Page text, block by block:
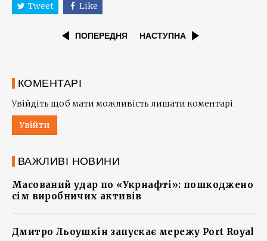
Tweet Like
ПОПЕРЕДНЯ НАСТУПНА
КОМЕНТАРІ
Увійдіть щоб мати можливість лишати коментарі
Увійти
ВАЖЛИВІ НОВИНИ
Масований удар по «Укрнафті»: пошкоджено
сім виробничих активів
Дмитро Льоушкін запускає мережу Port Royal